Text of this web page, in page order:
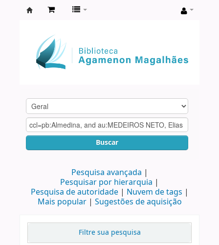
Agamenon
Magalhães
Buscar
Pesquisa avançada
Pesquisar por hierarquia
Pesquisa de autoridade
Nuvem de tags
Mais popular
Sugestões de aquisição
Filtre sua pesquisa